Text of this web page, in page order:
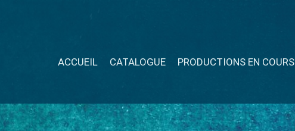
ACCUEIL CATALOGUE PRODUCTIONS EN COURS